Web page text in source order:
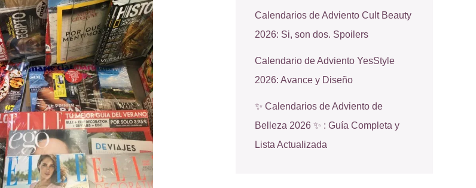
Calendarios de Adviento Cult Beauty
2026: Si, son dos. Spoilers
Calendario de Adviento YesStyle
2026: Avance y Diseño
✨ Calendarios de Adviento de
Belleza 2026 ✨ : Guía Completa y
Lista Actualizada